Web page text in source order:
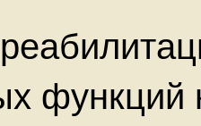
функций